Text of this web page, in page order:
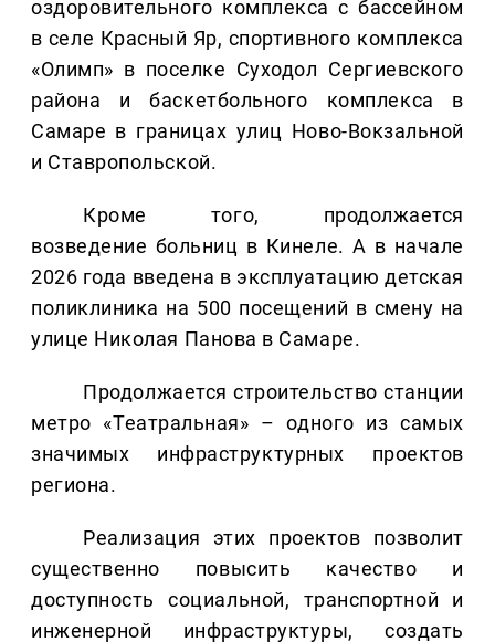
оздоровительного комплекса с бассейном
в селе Красный Яр, спортивного комплекса
«Олимп» в поселке Суходол Сергиевского
района и баскетбольного комплекса в
Самаре в границах улиц Ново-Вокзальной
и Ставропольской.
Кроме того, продолжается
возведение больниц в Кинеле. А в начале
2026 года введена в эксплуатацию детская
поликлиника на 500 посещений в смену на
улице Николая Панова в Самаре.
Продолжается строительство станции
метро «Театральная» – одного из самых
значимых инфраструктурных проектов
региона.
Реализация этих проектов позволит
существенно повысить качество и
доступность социальной, транспортной и
инженерной инфраструктуры, создать